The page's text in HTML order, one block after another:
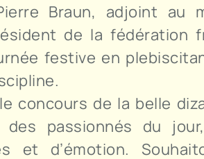
Braun, adjoint au
de la fédération
festive en
concours de la belle
passionnés du
et d’émotion.